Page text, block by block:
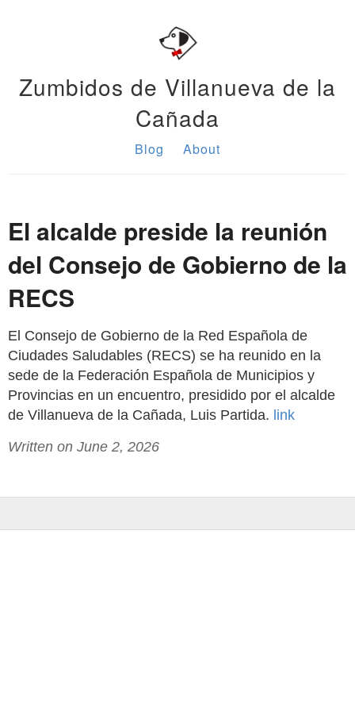
Zumbidos de Villanueva de la
Cañada
Blog About
El alcalde preside la reunión
del Consejo de Gobierno de la
RECS
El Consejo de Gobierno de la Red Española de
Ciudades Saludables (RECS) se ha reunido en la
sede de la Federación Española de Municipios y
Provincias en un encuentro, presidido por el alcalde
de Villanueva de la Cañada, Luis Partida. link
Written on June 2, 2026